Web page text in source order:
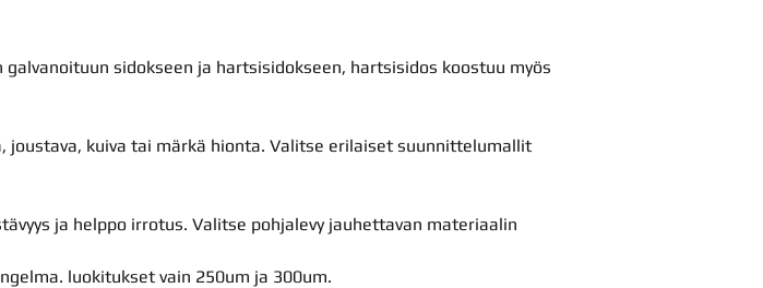
sidokseen ja hartsisidokseen, hartsisidos koostuu myös
kuiva tai märkä hionta. Valitse erilaiset suunnittelumallit
ja helppo irrotus. Valitse pohjalevy jauhettavan materiaalin
luokitukset vain 250um ja 300um.